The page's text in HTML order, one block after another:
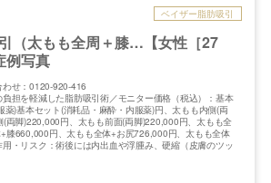
ベイザー脂肪吸引
（太もも全周＋膝…【女性［27
例写真
せ：0120-920-416
担を軽減した脂肪吸引術／モニター価格（税込）：基本
薬)基本セット(消耗品・麻酔・内服薬)円、太もも内側(両
両脚)220,000円、太もも前面(両脚)220,000円、太もも全
膝660,000円、太もも全体+お尻726,000円、太もも全体
・リスク：術後には内出血や浮腫み、硬縮（皮膚のツッ